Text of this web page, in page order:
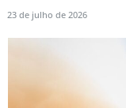
23 de julho de 2026